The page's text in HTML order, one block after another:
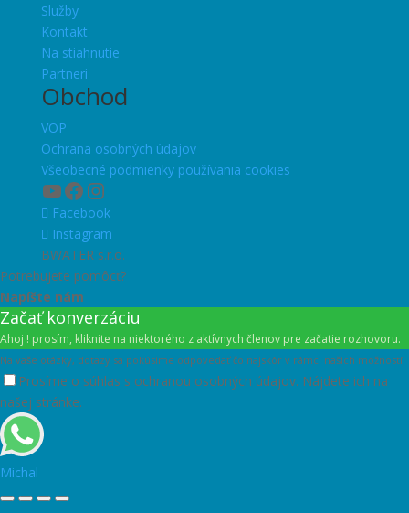
Služby
Kontakt
Na stiahnutie
Partneri
Obchod
VOP
Ochrana osobných údajov
Všeobecné podmienky používania cookies
YouTube
Facebook
Instagram
Facebook
Instagram
BWATER s.r.o.
Potrebujete pomôcť?
Napíšte nám
Začať konverzáciu
Ahoj ! prosím, kliknite na niektorého z aktívnych členov pre začatie rozhovoru.
Na vaše otázky, dotazy sa pokúsime odpovedať čo najskôr v rámci našich možností.
Prosíme o súhlas s ochranou osobných údajov. Nájdete ich na
našej stránke.
Michal